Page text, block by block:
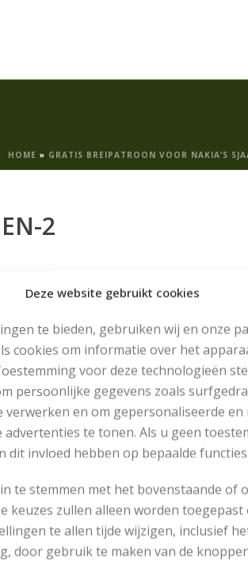
Deze website gebruikt cookies
te bieden, gebruiken wij en onze
cookies om informatie over het
voor deze technologieën
persoonlijke gegevens zoals
verwerken en om gepersonaliseerde en
advertenties te tonen. Als u geen
dit invloed hebben op bepaalde
te stemmen met het bovenstaande of
keuzes zullen alleen worden toegepast
te allen tijde wijzigen, inclusief
door gebruik te maken van de
HOME » GRATIS BREIPATROON VOOR NAKIA’S
2
RECENT POSTS